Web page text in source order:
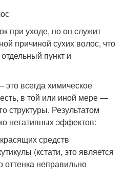
при уходе, но он служит
причиной сухих волос, что
пункт и
всегда химическое
в той или иной мере —
структуры. Результатом
негативных эффектов:
средств
(кстати, это является
оттенка неправильно